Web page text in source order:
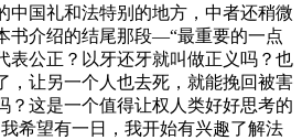
中国礼和法特别的地方，中者还稍微
书介绍的结尾那段—“最重要的一点
表公正？以牙还牙就叫做正义吗？也
，让另一个人也去死，就能挽回被害
？这是一个值得让权人类好好思考的
希望有一日，我开始有兴趣了解法